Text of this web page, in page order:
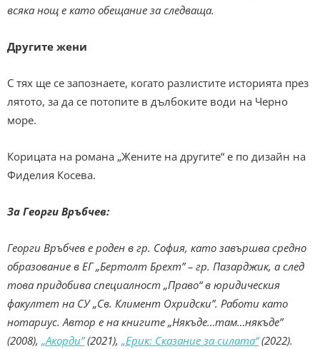
всяка нощ е като обещание за следваща.
Другите жени
С тях ще се запознаете, когато разлистите историята през
лятото, за да се потопите в дълбоките води на Черно
море.
Корицата на романа „Жените на другите“ е по дизайн на
Фиделия Косева.
За Георги Връбчев:
Георги Връбчев е роден в гр. София, като завършва средно
образование в ЕГ „Бертолт Брехт” – гр. Пазарджик, а след
това придобива специалност „Право“ в юридическия
факултет на СУ „Св. Климент Охридски”. Работи като
нотариус. Автор е на книгите „Някъде…там…някъде”
(2008), „Акорди”(2021), „Ерик: Сказание за силата“(2022).